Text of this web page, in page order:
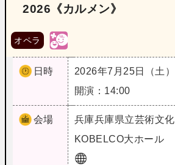
2026《カルメン》
オペラ
日時
2026年7月25日（土）
開演：14:00
会場 兵庫兵庫県立芸術文
KOBELCO大ホール